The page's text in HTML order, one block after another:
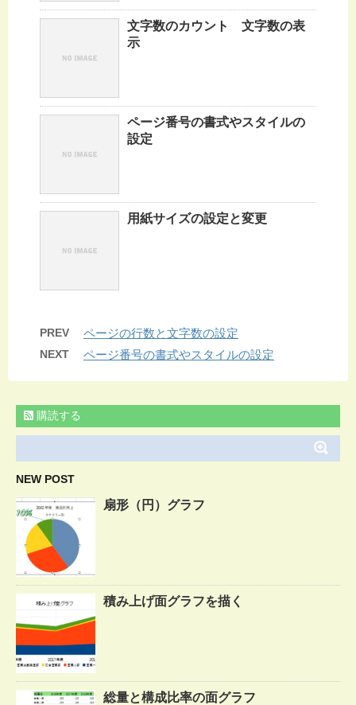
文字数のカウント 文字数の表
示
ページ番号の書式やスタイルの
設定
用紙サイズの設定と変更
PREV ページの行数と文字数の設定
NEXT ページ番号の書式やスタイルの設定
購読する
NEW POST
扇形（円）グラフ
積み上げ面グラフを描く
総量と構成比率の面グラフ